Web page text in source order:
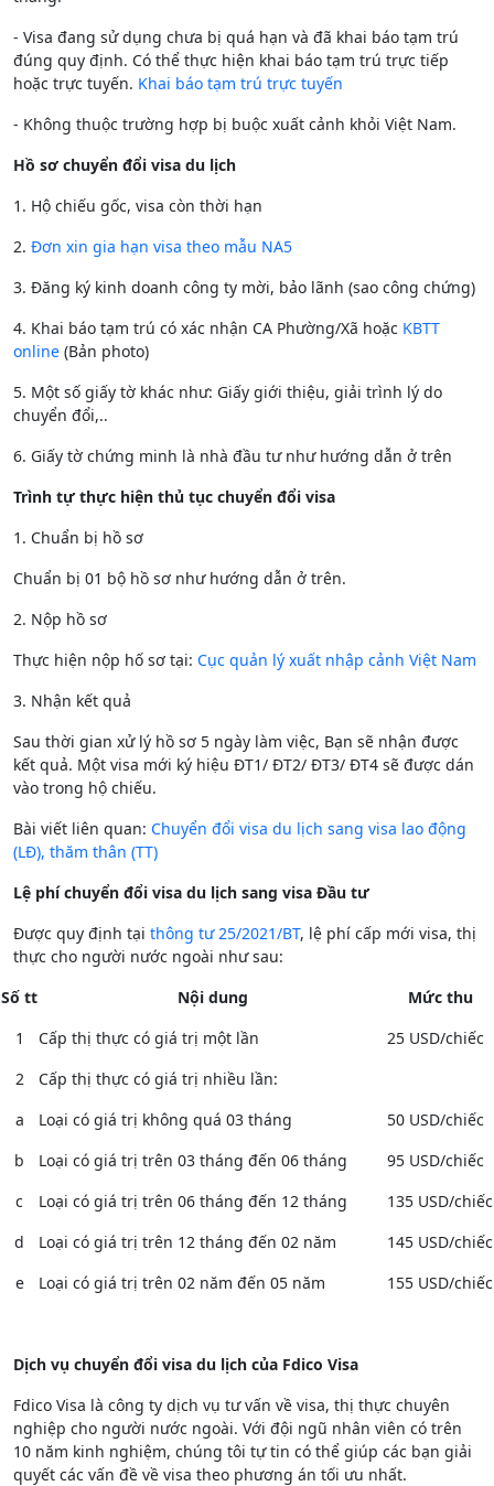
- Visa đang sử dụng chưa bị quá hạn và đã khai báo tạm trú
đúng quy định. Có thể thực hiện khai báo tạm trú trực tiếp
hoặc trực tuyến. Khai báo tạm trú trực tuyến
- Không thuộc trường hợp bị buộc xuất cảnh khỏi Việt Nam.
Hồ sơ chuyển đổi visa du lịch
1. Hộ chiếu gốc, visa còn thời hạn
2. Đơn xin gia hạn visa theo mẫu NA5
3. Đăng ký kinh doanh công ty mời, bảo lãnh (sao công chứng)
4. Khai báo tạm trú có xác nhận CA Phường/Xã hoặc KBTT
online (Bản photo)
5. Một số giấy tờ khác như: Giấy giới thiệu, giải trình lý do
chuyển đổi,..
6. Giấy tờ chứng minh là nhà đầu tư như hướng dẫn ở trên
Trình tự thực hiện thủ tục chuyển đổi visa
1. Chuẩn bị hồ sơ
Chuẩn bị 01 bộ hồ sơ như hướng dẫn ở trên.
2. Nộp hồ sơ
Thực hiện nộp hố sơ tại: Cục quản lý xuất nhập cảnh Việt Nam
3. Nhận kết quả
Sau thời gian xử lý hồ sơ 5 ngày làm việc, Bạn sẽ nhận được
kết quả. Một visa mới ký hiệu ĐT1/ ĐT2/ ĐT3/ ĐT4 sẽ được dán
vào trong hộ chiếu.
Bài viết liên quan: Chuyển đổi visa du lịch sang visa lao động
(LĐ), thăm thân (TT)
Lệ phí chuyển đổi visa du lịch sang visa Đầu tư
Được quy định tại thông tư 25/2021/BT, lệ phí cấp mới visa, thị
thực cho người nước ngoài như sau:
Số tt
Nội dung
Mức thu
1
Cấp thị thực có giá trị một lần
25 USD/chiếc
2
Cấp thị thực có giá trị nhiều lần:
a
Loại có giá trị không quá 03 tháng
50 USD/chiếc
b
Loại có giá trị trên 03 tháng đến 06 tháng
95 USD/chiếc
c
Loại có giá trị trên 06 tháng đến 12 tháng
135 USD/chiếc
d
Loại có giá trị trên 12 tháng đến 02 năm 145 USD/chiếc
e
Loại có giá trị trên 02 năm đến 05 năm 155 USD/chiếc
Dịch vụ chuyển đổi visa du lịch của Fdico Visa
Fdico Visa là công ty dịch vụ tư vấn về visa, thị thực chuyên
nghiệp cho người nước ngoài. Với đội ngũ nhân viên có trên
10 năm kinh nghiệm, chúng tôi tự tin có thể giúp các bạn giải
quyết các vấn đề về visa theo phương án tối ưu nhất.